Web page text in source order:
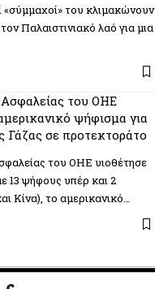
του κλιμακώνουν
Παλαιστινιακό λαό για μια
του ΟΗΕ
ψήφισμα για
Γάζας σε προτεκτοράτο
του ΟΗΕ υιοθέτησε
13 ψήφους υπέρ και 2
Κίνα), το αμερικανικό…